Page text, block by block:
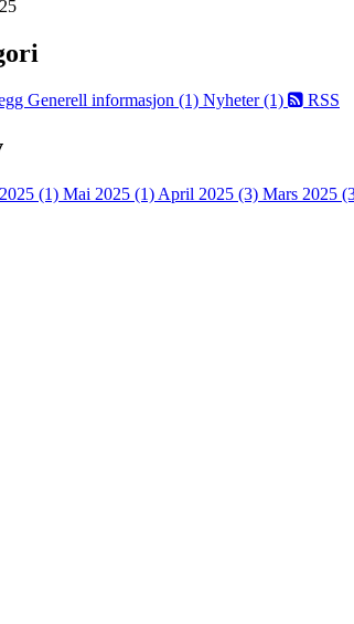
Generell informasjon (1) Nyheter (1) RSS
(1) Mai 2025 (1) April 2025 (3) Mars 2025